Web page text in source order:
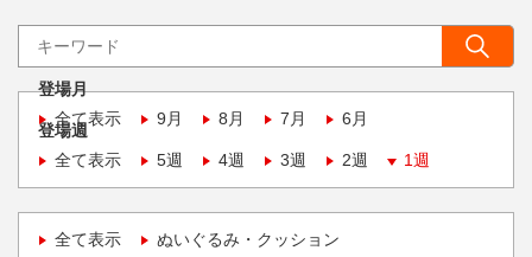
登場月
全て表示
9月 8月 7月 6月
登場週
全て表示
5週 4週 3週 2週 1週
全て表示 ぬいぐるみ・クッション